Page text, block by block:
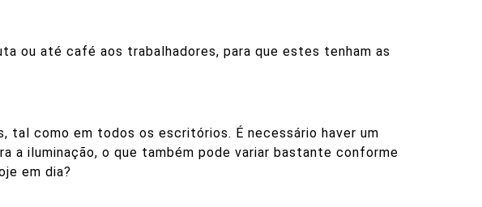
ou até café aos trabalhadores, para que estes tenham as
como em todos os escritórios. É necessário haver um
a iluminação, o que também pode variar bastante conforme
em dia?